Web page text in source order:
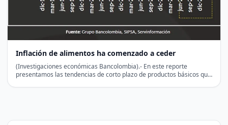
Inflación de alimentos ha comenzado a ceder
(Investigaciones económicas Bancolombia).- En este reporte
presentamos las tendencias de corto plazo de productos básicos que